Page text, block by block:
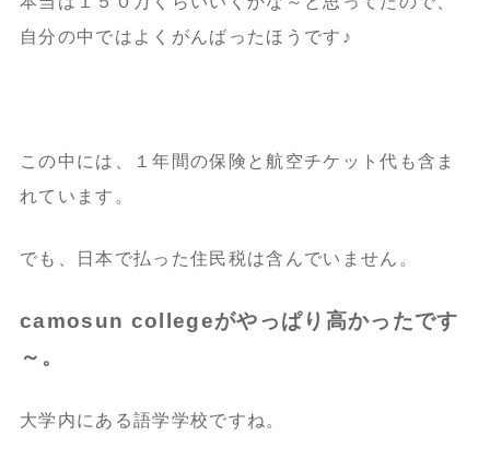
自分の中ではよくがんばったほうです♪
この中には、１年間の保険と航空チケット代も含ま
れています。
でも、日本で払った住民税は含んでいません。
camosun collegeがやっぱり高かったです
～。
大学内にある語学学校ですね。